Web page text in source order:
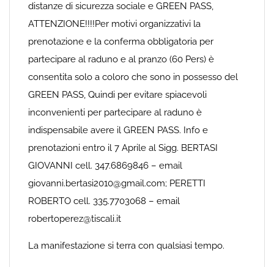
distanze di sicurezza sociale e GREEN PASS,
ATTENZIONE!!!!Per motivi organizzativi la
prenotazione e la conferma obbligatoria per
partecipare al raduno e al pranzo (60 Pers) è
consentita solo a coloro che sono in possesso del
GREEN PASS, Quindi per evitare spiacevoli
inconvenienti per partecipare al raduno è
indispensabile avere il GREEN PASS. Info e
prenotazioni entro il 7 Aprile al Sigg. BERTASI
GIOVANNI cell. 347.6869846 – email
giovanni.bertasi2010@gmail.com; PERETTI
ROBERTO cell. 335.7703068 – email
robertoperez@tiscali.it
La manifestazione si terra con qualsiasi tempo.